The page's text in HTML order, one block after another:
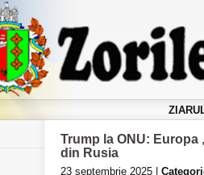
Trump la ONU:
din Rusia
23 septembrie 2025 |